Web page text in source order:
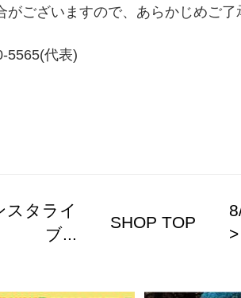
がございますので、あらかじめご了
代表)
スタライ
ブ...
SHOP TOP
>